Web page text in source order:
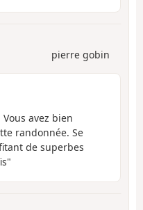
pierre gobin
avez bien
randonnée. Se
de superbes